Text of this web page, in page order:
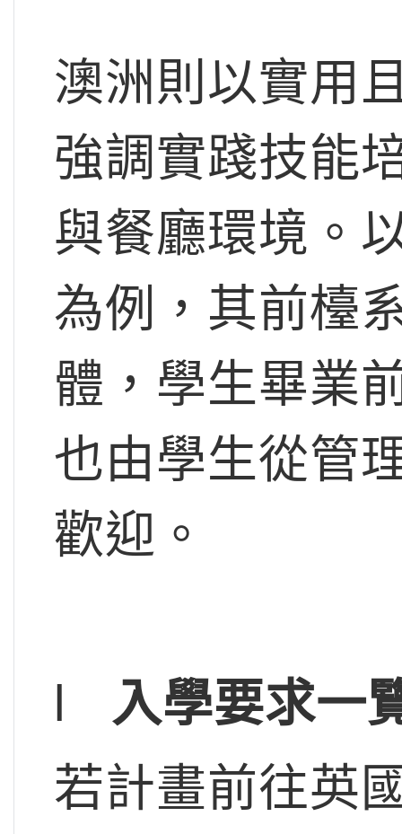
澳洲則以實用
強調實踐技能
與餐廳環境。
為例，其前檯
體，學生畢業
也由學生從管
歡迎。
l 入學要求一
若計畫前往英